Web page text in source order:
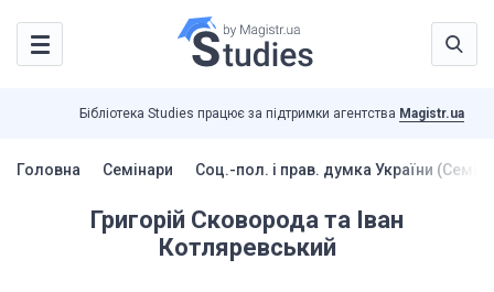
Бібліотека Studies працює за підтримки агентства Magistr.ua
Головна Семінари Соц.-пол. і прав. думка України
Григорій Сковорода та Іван
Котляревський